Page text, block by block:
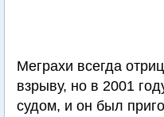
Меграхи всегда
взрыву, но в 2001
судом, и он был